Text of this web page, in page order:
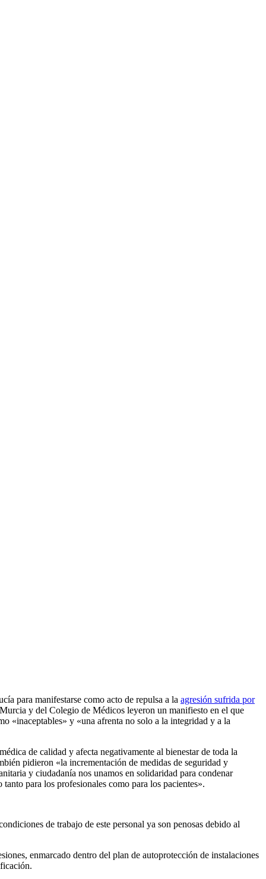
para manifestarse como acto de repulsa a la agresión sufrida por
y del Colegio de Médicos leyeron un manifiesto en el que
«inaceptables» y «una afrenta no solo a la integridad y a la
de calidad y afecta negativamente al bienestar de toda la
pidieron «la incrementación de medidas de seguridad y
y ciudadanía nos unamos en solidaridad para condenar
para los profesionales como para los pacientes».
de trabajo de este personal ya son penosas debido al
enmarcado dentro del plan de autoprotección de instalaciones